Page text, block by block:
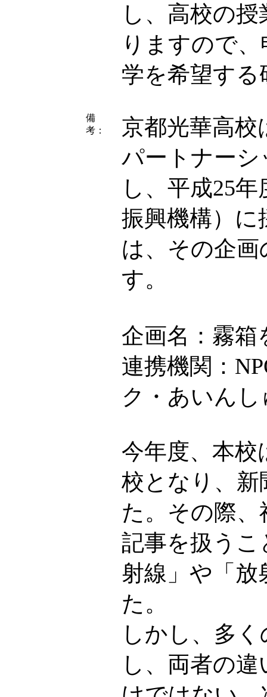
し、高校の
りますので
学を希望す
備
考：
京都光華高校
パートナー
し、平成25
振興機構）に
は、その企
す。
企画名：霧
連携機関：
ク・あいん
今年度、本校
校となり、
た。その際
記事を扱うこ
射線」や「
た。
しかし、多
し、両者の